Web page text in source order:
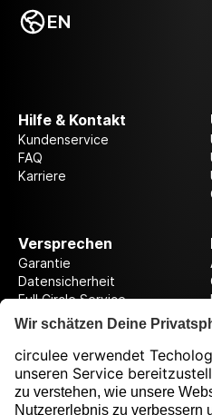
EN
Hilfe & Kontakt
Kundenservice
FAQ
Karriere
Versprechen
Garantie
Datensicherheit
Full Circle Service
Folge uns auf unserer